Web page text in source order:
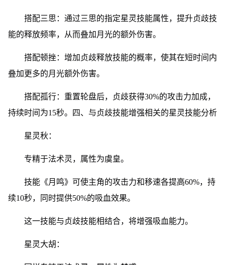
搭配三思：通过三思的指定星灵技能属性，提升贞歧技
能的释放频率，从而叠加月光的额外伤害。
搭配顿挫：增加贞歧释放技能的概率，使其在短时间内
叠加更多的月光额外伤害。
搭配孤行：重置轮盘后，贞歧获得30%的攻击力加成，
持续时间为15秒。四、与贞歧技能增强相关的星灵技能分析
星灵秋：
专精于法术灵，属性为虞皇。
技能《月鸣》可使主角的攻击力和移速各提高60%，持
续10秒，同时提供50%的吸血效果。
这一技能与贞歧技能相结合，将增强吸血能力。
星灵大胡：